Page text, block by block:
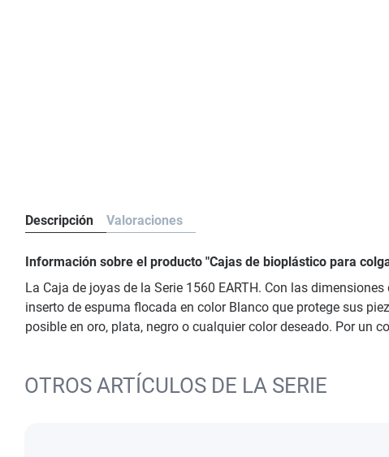
Descripción Valoraciones
Información sobre el producto "Cajas de bioplástico para
La Caja de joyas de la Serie 1560 EARTH. Con las
inserto de espuma flocada en color Blanco que protege sus
posible en oro, plata, negro o cualquier color deseado. Por un
OTROS ARTÍCULOS DE LA SERIE